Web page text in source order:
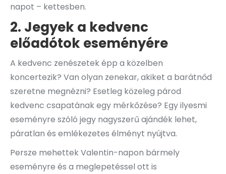
napot – kettesben.
2. Jegyek a kedvenc
előadótok eseményére
A kedvenc zenészetek épp a közelben
koncertezik? Van olyan zenekar, akiket a barátnőd
szeretne megnézni? Esetleg közeleg párod
kedvenc csapatának egy mérkőzése? Egy ilyesmi
eseményre szóló jegy nagyszerű ajándék lehet,
páratlan és emlékezetes élményt nyújtva.
Persze mehettek Valentin-napon bármely
eseményre és a meglepetéssel ott is